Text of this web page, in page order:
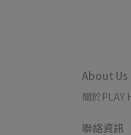
About Us
關於PLAY
聯絡資訊